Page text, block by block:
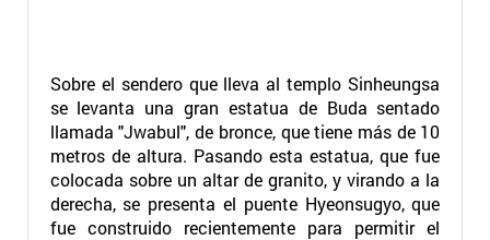
Sobre el sendero que lleva al templo Sinheungsa
se levanta una gran estatua de Buda sentado
llamada "Jwabul", de bronce, que tiene más de 10
metros de altura. Pasando esta estatua, que fue
colocada sobre un altar de granito, y virando a la
derecha, se presenta el puente Hyeonsugyo, que
fue construido recientemente para permitir el